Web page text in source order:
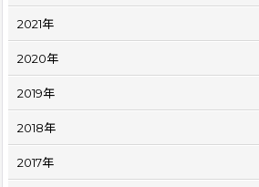
2021年
2020年
2019年
2018年
2017年